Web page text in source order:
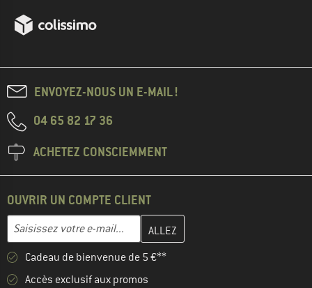
ENVOYEZ-NOUS UN E-MAIL !
04 65 82 17 36
ACHETEZ CONSCIEMMENT
OUVRIR UN COMPTE CLIENT
Adresse e-mail
Entrez votre adresse e-mail ici et créez votre compte client à la
Cadeau de bienvenue de 5 €**
Accès exclusif aux promos